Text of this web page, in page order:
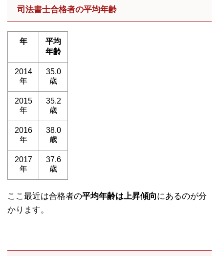
司法書士合格者の平均年齢
年
平均
年齢
2014
年
35.0
歳
2015
年
35.2
歳
2016
年
38.0
歳
2017
年
37.6
歳
ここ最近は合格者の平均年齢は上昇傾向にあるのが分
かります。